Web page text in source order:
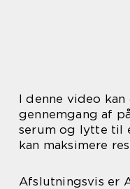
I denne video kan
gennemgang af
serum og lytte til
kan maksimere
Afslutningsvis er